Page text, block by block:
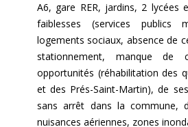
A6, gare RER, jardins, 2 lycées
faiblesses (services publics
logements sociaux, absence de
stationnement, manque de
opportunités (réhabilitation des
et des Prés-Saint-Martin), de
sans arrêt dans la commune,
nuisances aériennes, zones